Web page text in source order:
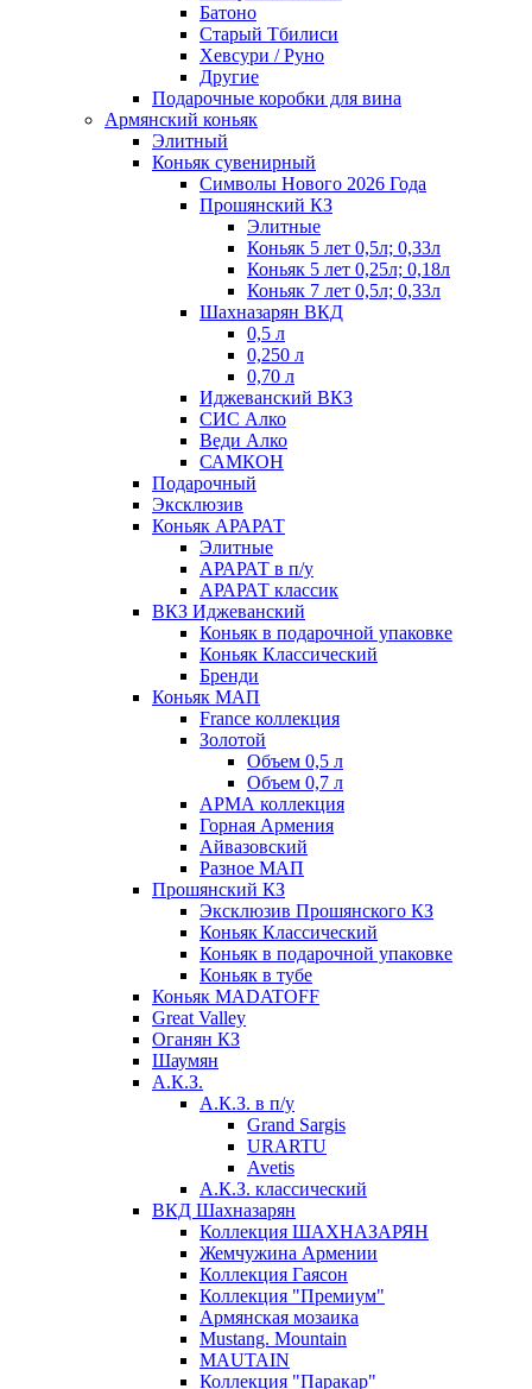
Батоно
Старый Тбилиси
Хевсури / Руно
Другие
Подарочные коробки для вина
Армянский коньяк
Элитный
Коньяк сувенирный
Символы Нового 2026 Года
Прошянский КЗ
Элитные
Коньяк 5 лет 0,5л; 0,33л
Коньяк 5 лет 0,25л; 0,18л
Коньяк 7 лет 0,5л; 0,33л
Шахназарян ВКД
0,5 л
0,250 л
0,70 л
Иджеванский ВКЗ
СИС Алко
Веди Алко
САМКОН
Подарочный
Эксклюзив
Коньяк АРАРАТ
Элитные
АРАРАТ в п/у
АРАРАТ классик
ВКЗ Иджеванский
Коньяк в подарочной упаковке
Коньяк Классический
Бренди
Коньяк МАП
France коллекция
Золотой
Объем 0,5 л
Объем 0,7 л
АРМА коллекция
Горная Армения
Айвазовский
Разное МАП
Прошянский КЗ
Эксклюзив Прошянского КЗ
Коньяк Классический
Коньяк в подарочной упаковке
Коньяк в тубе
Коньяк MADATOFF
Great Valley
Оганян КЗ
Шаумян
А.К.З.
А.К.З. в п/у
Grand Sargis
URARTU
Avetis
А.К.З. классический
ВКД Шахназарян
Коллекция ШАХНАЗАРЯН
Жемчужина Армении
Коллекция Гаясон
Коллекция "Премиум"
Армянская мозаика
Mustang. Mountain
MAUTAIN
Коллекция "Паракар"